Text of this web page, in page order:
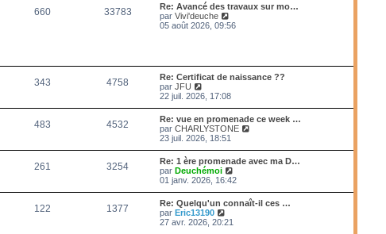
l
e
d
i
e
m
e
s
s
a
g
e
660 33783
Re: Avancé des travaux sur mo…
parVivi'deuche
o
e
n
i
e
r
m
e
s
s
a
g
e
05 août 2026, 09:56
343 4758
Re: Certificat de naissance ??
parJFU
o
l
e
d
e
r
n
i
e
r
m
e
s
22 juil. 2026, 17:08
483 4532
Re: vue en promenade ce week …
parCHARLYSTONE
l
e
r
23 juil. 2026, 18:51
261 3254
Re: 1 ère promenade avec ma D…
parDeuchémoi
o
l
01 janv. 2026, 16:42
122 1377
Re: Quelqu'un connaît-il ces …
parEric13190
o
27 avr. 2026, 20:21